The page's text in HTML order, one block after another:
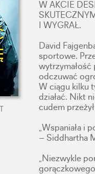
W AKCIE
I WYGRAŁ.
David
sportowe.
wytrzymałość
odczuwać
W ciągu kilku
działać. Nikt
cudem
„Wspaniała i
– Siddhartha
„Niezwykle